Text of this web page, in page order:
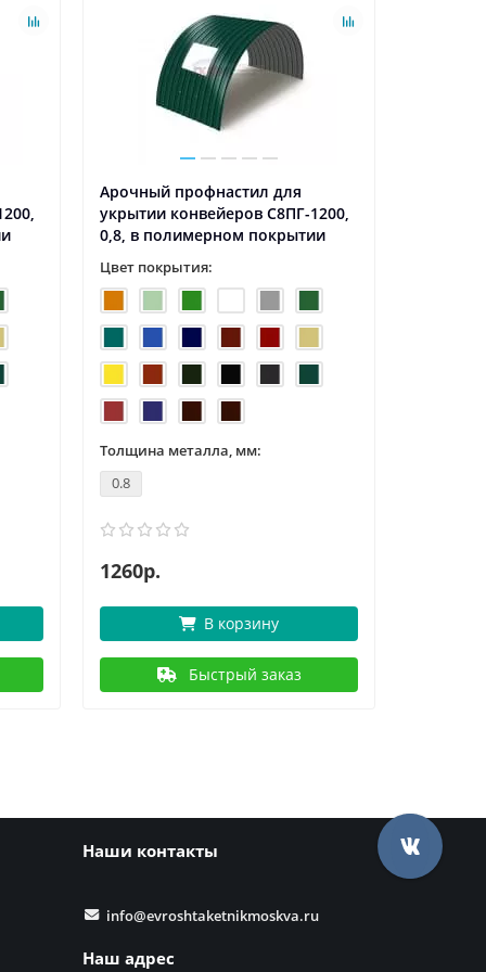
Арочный профнастил для
укрытии конвейеров С8ПГ-1200,
0,8, в полимерном покрытии
Цвет покрытия:
Толщина металла, мм:
0.8
1260р.
В корзину
Быстрый заказ
Наши контакты
info@evroshtaketnikmoskva.ru
Наш адрес